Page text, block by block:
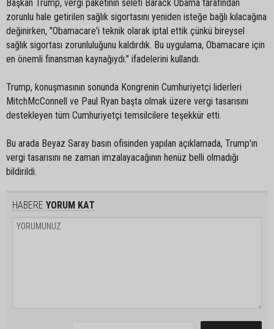
Başkan Trump, vergi paketinin selefi Barack Obama tarafından
zorunlu hale getirilen sağlık sigortasını yeniden isteğe bağlı kılacağına
değinirken, "Obamacare'i teknik olarak iptal ettik çünkü bireysel
sağlık sigortası zorunluluğunu kaldırdık. Bu uygulama, Obamacare için
en önemli finansman kaynağıydı." ifadelerini kullandı.
Trump, konuşmasının sonunda Kongrenin Cumhuriyetçi liderleri
MitchMcConnell ve Paul Ryan başta olmak üzere vergi tasarısını
destekleyen tüm Cumhuriyetçi temsilcilere teşekkür etti.
Bu arada Beyaz Saray basın ofisinden yapılan açıklamada, Trump'ın
vergi tasarısını ne zaman imzalayacağının henüz belli olmadığı
bildirildi.
HABERE YORUM KAT